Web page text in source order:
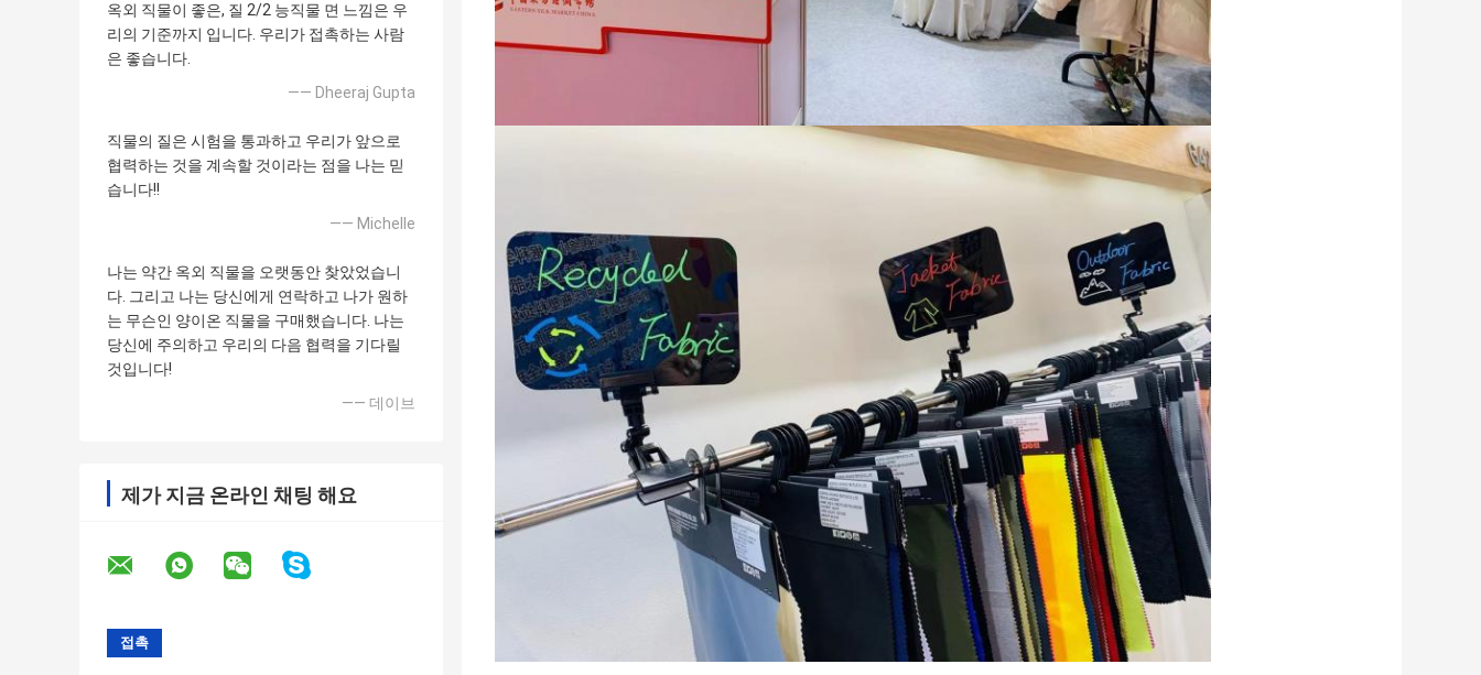
옥외 직물이 좋은, 질 2/2 능직물 면 느낌은 우
리의 기준까지 입니다. 우리가 접촉하는 사람
은 좋습니다.
—— Dheeraj Gupta
직물의 질은 시험을 통과하고 우리가 앞으로
협력하는 것을 계속할 것이라는 점을 나는 믿
습니다!!
—— Michelle
나는 약간 옥외 직물을 오랫동안 찾았었습니
다. 그리고 나는 당신에게 연락하고 나가 원하
는 무슨인 양이온 직물을 구매했습니다. 나는
당신에 주의하고 우리의 다음 협력을 기다릴
것입니다!
—— 데이브
제가 지금 온라인 채팅 해요